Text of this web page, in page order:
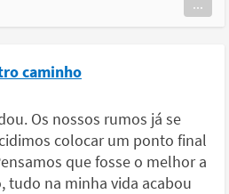
...
caminho
Os nossos rumos já se
colocar um ponto final
que fosse o melhor a
tudo na minha vida acabou